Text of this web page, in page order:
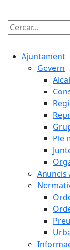
Cercar:
Ajuntament
Govern
Ple
Anuncis